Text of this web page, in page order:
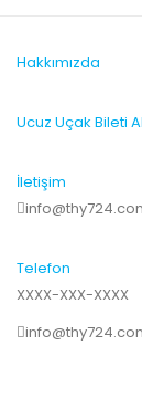
Hakkımızda
Ucuz Uçak Bileti Al
İletişim
Telefon
XXXX-XXX-XXXX